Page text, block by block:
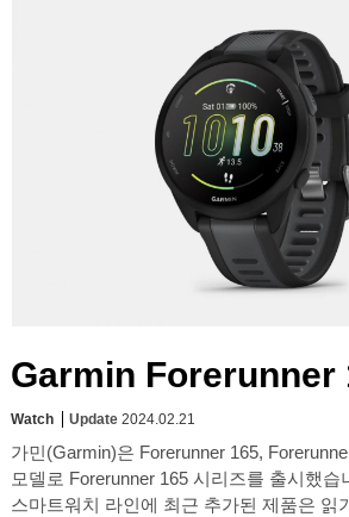
Garmin Forerunner
Watch Update 2024.02.21
가민(Garmin)은 Forerunner 165,
모델로 Forerunner 165 시리즈를 출시했습
스마트워치 라인에 최근 추가된 제품은 읽